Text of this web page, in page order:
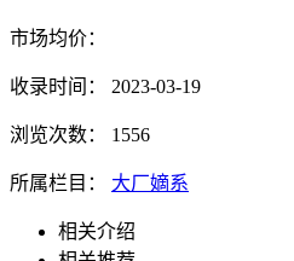
市场均价：
收录时间： 2023-03-19
浏览次数： 1556
所属栏目： 大厂嫡系
相关介绍